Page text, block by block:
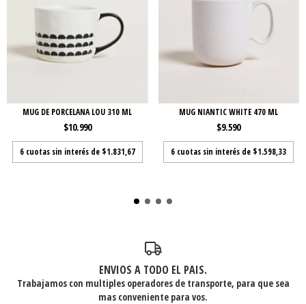
MUG DE PORCELANA LOU 310 ML
$10.990
6 cuotas sin interés de $1.831,67
MUG NIANTIC WHITE 470 ML
$9.590
6 cuotas sin interés de $1.598,33
ENVIOS A TODO EL PAIS.
Trabajamos con multiples operadores de transporte, para que sea
mas conveniente para vos.